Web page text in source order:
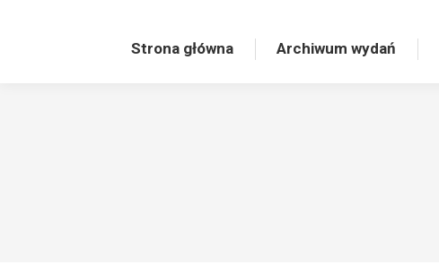
Strona główna Archiwum wydań